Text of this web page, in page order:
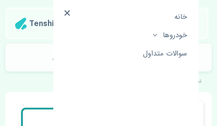
خانه
خودروها
سوالات متداول
Tenshipart
بوبین دلکو سانگ یانگ کایرون چین
تنشی‌پارت